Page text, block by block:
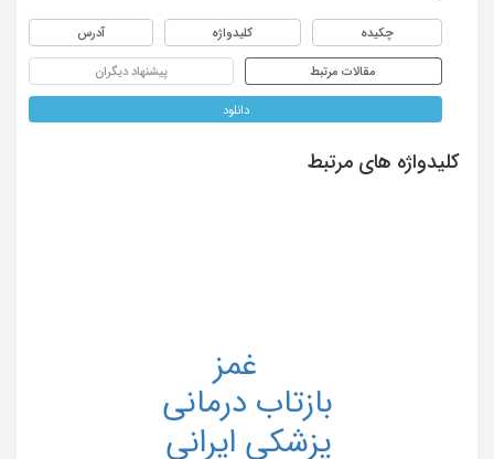
چکیده کلیدواژه آدرس
مقالات مرتبط پیشنهاد دیگران
دانلود
کلیدواژه های مرتبط
بازتاب درماني
پزشکی ایرانی
غمز